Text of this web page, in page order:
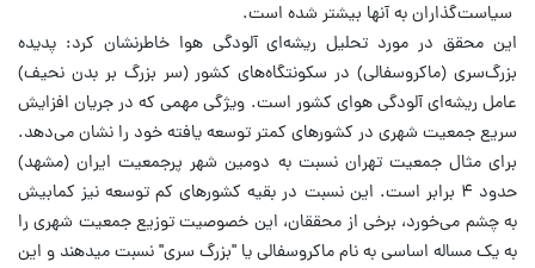
سیاست‌گذاران به آنها بیشتر شده است.
این محقق در مورد تحلیل ریشه‌ای آلودگی هوا خاطرنشان کرد: پدیده
بزرگ‌سری (ماکروسفالی) در سکونتگاه‌های کشور (سر بزرگ بر بدن نحیف)
عامل ریشه‌ای آلودگی هوای کشور است. ویژگی مهمی که در جریان افزایش
سریع جمعیت شهری در کشورهای کمتر توسعه یافته خود را نشان می‌دهد.
برای مثال جمعیت تهران نسبت به دومین شهر پرجمعیت ایران (مشهد)
حدود ۴ برابر است. این نسبت در بقیه کشورهای کم توسعه نیز کمابیش
به چشم می‌خورد، برخی از محققان، این خصوصیت توزیع جمعیت شهری را
به یک مساله اساسی به نام ماکروسفالی یا "بزرگ سری" نسبت میدهند و این